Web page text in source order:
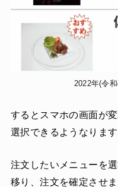
2022年(令
するとスマホの画面が
選択できるようなります
注文したいメニューを
移り、注文を確定させま